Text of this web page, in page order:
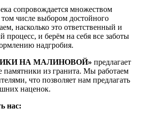
сопровождается множеством
том числе выбором достойного
насколько это ответственный и
процесс, и берём на себя все заботы
надгробия.
НА МАЛИНОВОЙ» предлагает
памятники из гранита. Мы работаем
что позволяет нам предлагать
наценок.
нас: